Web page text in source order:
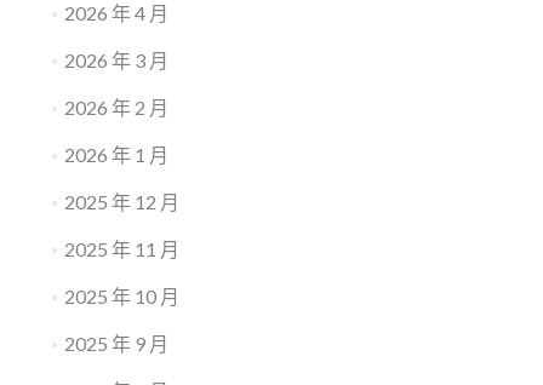
2026 年 4 月
2026 年 3 月
2026 年 2 月
2026 年 1 月
2025 年 12 月
2025 年 11 月
2025 年 10 月
2025 年 9 月